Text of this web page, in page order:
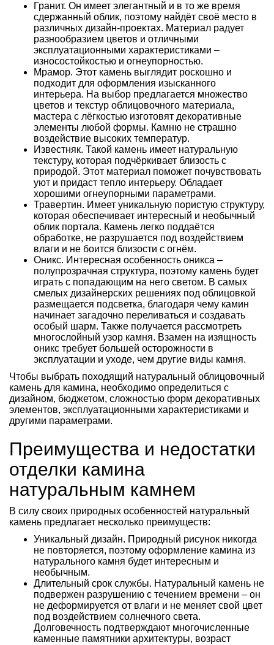
Гранит. Он имеет элегантный и в то же время
сдержанный облик, поэтому найдёт своё место в
различных дизайн-проектах. Материал радует
разнообразием цветов и отличными
эксплуатационными характеристиками –
износостойкостью и огнеупорностью.
Мрамор. Этот камень выглядит роскошно и
подходит для оформления изысканного
интерьера. На выбор предлагается множество
цветов и текстур облицовочного материала,
мастера с лёгкостью изготовят декоративные
элементы любой формы. Камню не страшно
воздействие высоких температур.
Известняк. Такой камень имеет натуральную
текстуру, которая подчёркивает близость с
природой. Этот материал поможет почувствовать
уют и придаст тепло интерьеру. Обладает
хорошими огнеупорными параметрами.
Травертин. Имеет уникальную пористую структуру,
которая обеспечивает интересный и необычный
облик портала. Камень легко поддаётся
обработке, не разрушается под воздействием
влаги и не боится близости с огнём.
Оникс. Интересная особенность оникса –
полупрозрачная структура, поэтому камень будет
играть с попадающим на него светом. В самых
смелых дизайнерских решениях под облицовкой
размещается подсветка, благодаря чему камин
начинает загадочно переливаться и создавать
особый шарм. Также получается рассмотреть
многослойный узор камня. Взамен на изящность
оникс требует большей осторожности в
эксплуатации и уходе, чем другие виды камня.
Чтобы выбрать походящий натуральный облицовочный
камень для камина, необходимо определиться с
дизайном, бюджетом, сложностью форм декоративных
элементов, эксплуатационными характеристиками и
другими параметрами.
Преимущества и недостатки
отделки камина
натуральным камнем
В силу своих природных особенностей натуральный
камень предлагает несколько преимуществ:
Уникальный дизайн. Природный рисунок никогда
не повторяется, поэтому оформление камина из
натурального камня будет интересным и
необычным.
Длительный срок службы. Натуральный камень не
подвержен разрушению с течением времени – он
не деформируется от влаги и не меняет свой цвет
под воздействием солнечного света.
Долговечность подтверждают многочисленные
каменные памятники архитектуры, возраст